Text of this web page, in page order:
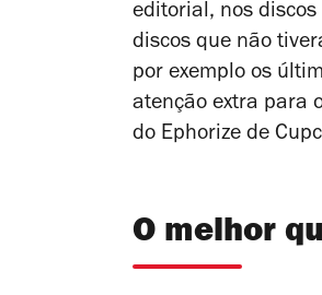
editorial, nos
discos que não
por exemplo os
atenção extra para
do Ephorize de
O melhor